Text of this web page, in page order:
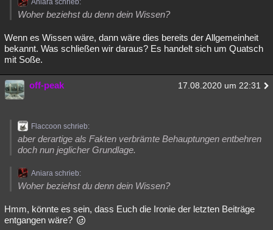
Aniara schrieb:
Woher beziehst du denn dein Wissen?
Wenn es Wissen wäre, dann wäre dies bereits der Allgemeinheit
bekannt. Was schließen wir daraus? Es handelt sich um Quatsch
mit Soße.
off-peak 17.08.2020 um 22:31
Flaccoon schrieb:
aber derartige als Fakten verbrämte Behauptungen entbehren
doch nun jeglicher Grundlage.
Aniara schrieb:
Woher beziehst du denn dein Wissen?
Hmm, könnte es sein, dass Euch die Ironie der letzten Beiträge
entgangen wäre?